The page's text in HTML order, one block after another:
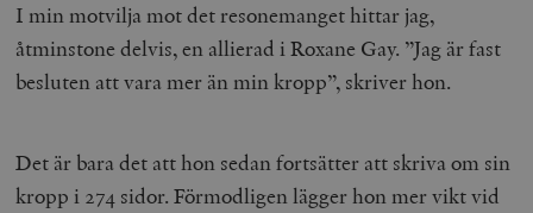
I min motvilja mot det resonemanget hittar jag,
åtminstone delvis, en allierad i Roxane Gay. ”Jag är fast
besluten att vara mer än min kropp”, skriver hon.
Det är bara det att hon sedan fortsätter att skriva om sin
kropp i 274 sidor. Förmodligen lägger hon mer vikt vid